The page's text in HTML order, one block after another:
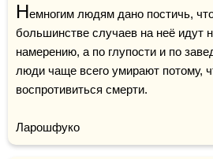
Немногим людям дано постичь,
большинстве случаев на неё идут
намерению, а по глупости и по
люди чаще всего умирают потому,
воспротивиться смерти.
Ларошфуко